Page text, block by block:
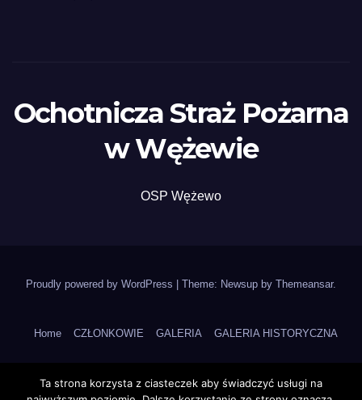
Ochotnicza Straż Pożarna
w Wężewie
OSP Wężewo
Proudly powered by WordPress Theme: Newsup by Themeansar.
Home CZŁONKOWIE GALERIA GALERIA HISTORYCZNA
Ta strona korzysta z ciasteczek aby świadczyć usługi na